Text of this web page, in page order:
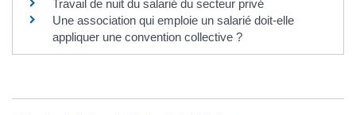
Travail de nuit du salarié du secteur privé
Une association qui emploie un salarié doit-elle
appliquer une convention collective ?